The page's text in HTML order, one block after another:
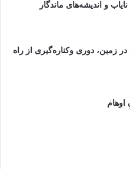
و اندیشه‌های ماندگار
زمین‌، دوری وکناره‌گیری از راه
اوهام